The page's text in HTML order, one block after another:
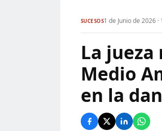
SUCESOS1 de Junio de 2026 ·
La
Medio
en la